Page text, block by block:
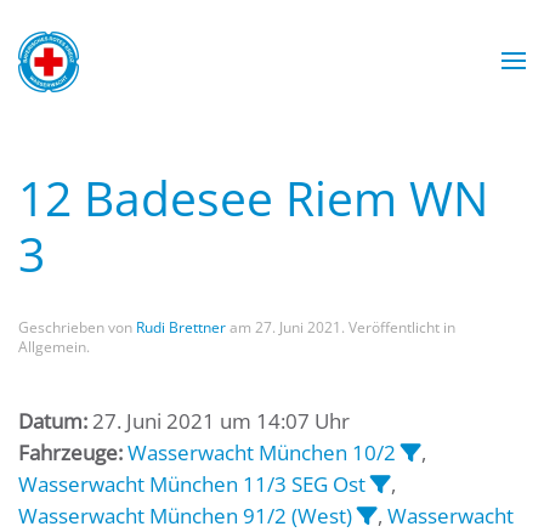
Zum Hauptinhalt springen
12 Badesee Riem WN
3
Geschrieben von Rudi Brettneram 27. Juni 2021 . Veröffentlicht in
Allgemein.
Datum:27. Juni 2021 um 14:07 Uhr
Fahrzeuge:Wasserwacht München 10/2
,
Wasserwacht München 11/3 SEG Ost
,
Wasserwacht München 91/2 (West)
, Wasserwacht